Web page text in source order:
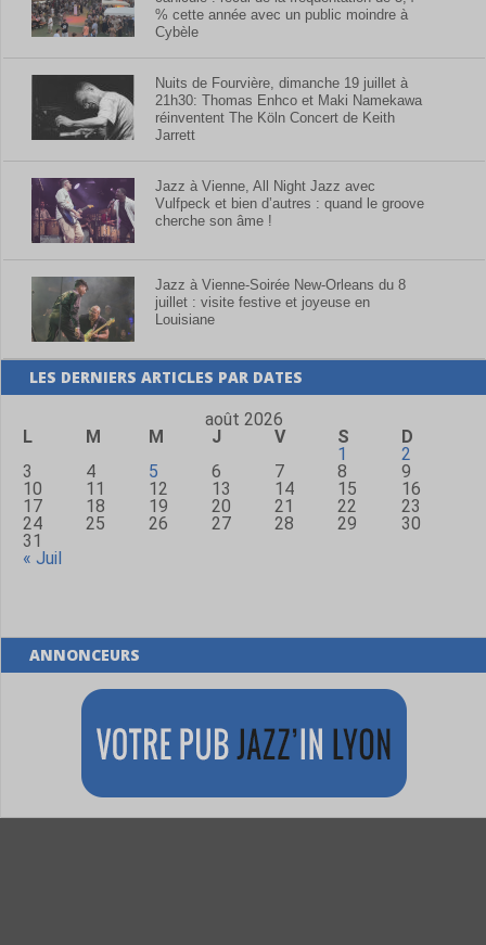
% cette année avec un public moindre à
Cybèle
Nuits de Fourvière, dimanche 19 juillet à
21h30: Thomas Enhco et Maki Namekawa
réinventent The Köln Concert de Keith
Jarrett
Jazz à Vienne, All Night Jazz avec
Vulfpeck et bien d’autres : quand le groove
cherche son âme !
Jazz à Vienne-Soirée New-Orleans du 8
juillet : visite festive et joyeuse en
Louisiane
LES DERNIERS ARTICLES PAR DATES
août 2026
L
M M J V S
D
1
2
3
4 5 6 7 8
9
10
11 12 13 14 15
16
17
18 19 20 21 22
23
24
25 26 27 28 29
30
31
« Juil
ANNONCEURS